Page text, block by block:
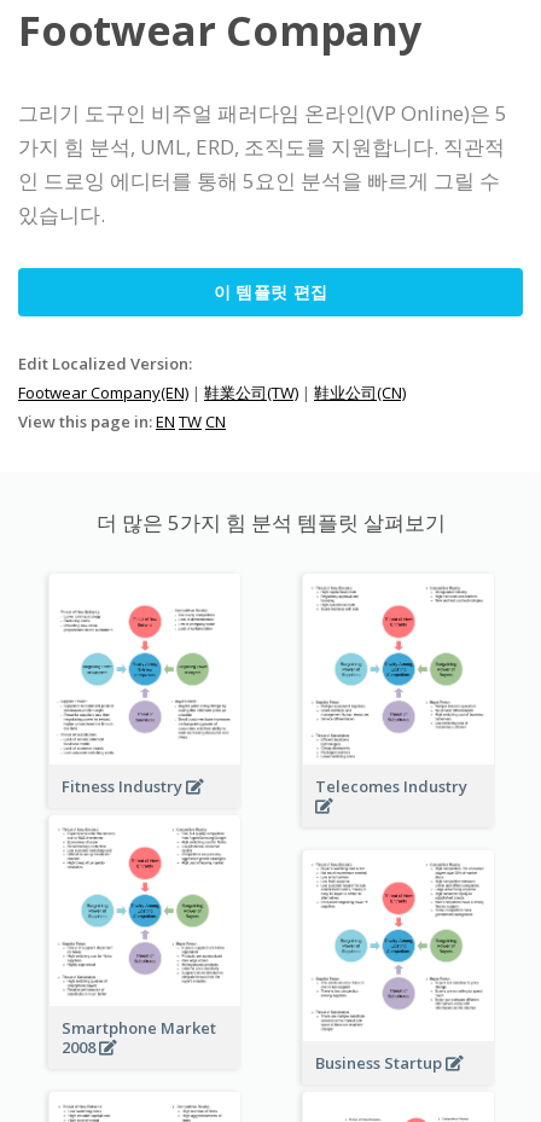
Footwear Company
그리기 도구인 비주얼 패러다임 온라인(VP Online)은 5
가지 힘 분석, UML, ERD, 조직도를 지원합니다. 직관적
인 드로잉 에디터를 통해 5요인 분석을 빠르게 그릴 수
있습니다.
이 템플릿 편집
Edit Localized Version:
Footwear Company(EN) | 鞋業公司(TW) | 鞋业公司(CN)
View this page in:EN TWCN
더 많은 5가지 힘 분석 템플릿 살펴보기
Fitness Industry Telecomes Industry
Smartphone Market
2008
Business Startup